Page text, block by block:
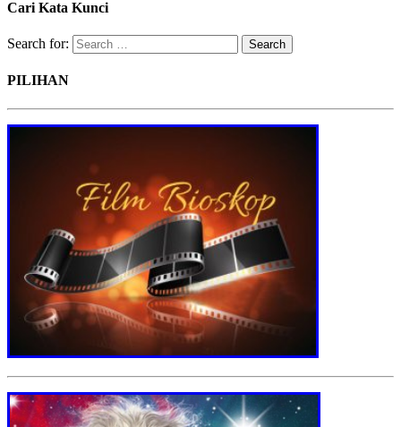
Cari Kata Kunci
Search for:
PILIHAN